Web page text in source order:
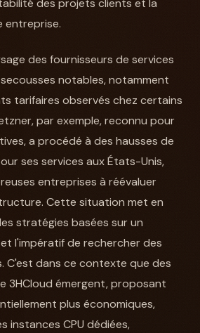
des projets clients et la
entreprise.
des fournisseurs de services
notables, notamment
tarifaires observés chez certains
par exemple, reconnu pour
a procédé à des hausses de
ses services aux États-Unis,
entreprises à réévaluer
Cette situation met en
stratégies basées sur un
l'impératif de rechercher des
C'est dans ce contexte que des
3HCloud émergent, proposant
plus économiques,
instances CPU dédiées,